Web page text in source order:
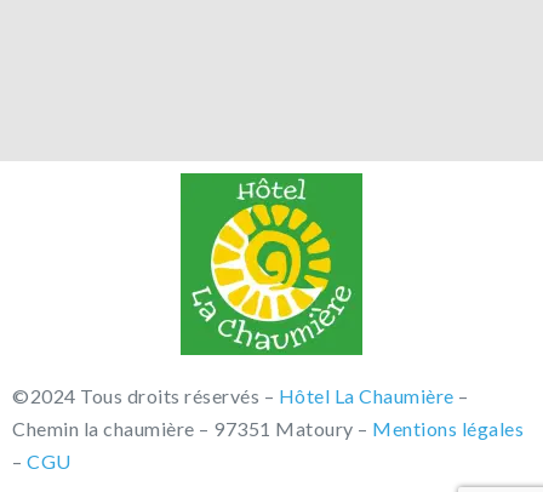
©2024 Tous droits réservés – Hôtel La Chaumière –
Chemin la chaumière – 97351 Matoury – Mentions légales
– CGU